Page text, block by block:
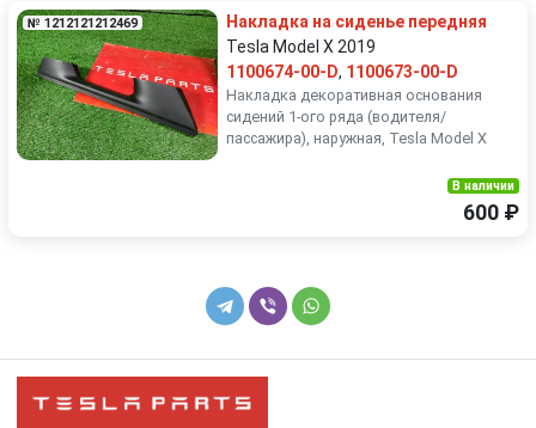
№ 1212121212469
Накладка на сиденье передняя
Tesla Model X 2019
1100674-00-D, 1100673-00-D
Накладка декоративная основания
сидений 1-ого ряда (водителя/
пассажира), наружная, Tesla Model X
В наличии
600 ₽